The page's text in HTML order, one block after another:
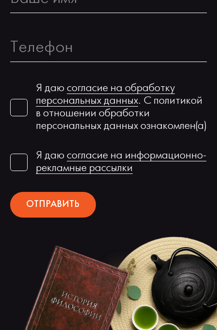
Я даюсогласие на обработку
персональных данных. С политикой
в отношении обработки
персональных данных ознакомлен(а)
Я даюсогласие на информационно-
рекламные рассылки
ОТПРАВИТЬ